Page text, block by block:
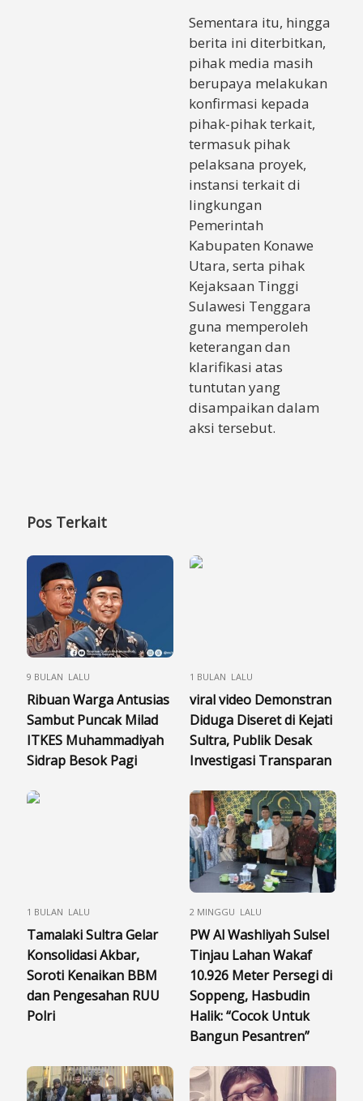
Sementara itu, hingga
berita ini diterbitkan,
pihak media masih
berupaya melakukan
konfirmasi kepada
pihak-pihak terkait,
termasuk pihak
pelaksana proyek,
instansi terkait di
lingkungan
Pemerintah
Kabupaten Konawe
Utara, serta pihak
Kejaksaan Tinggi
Sulawesi Tenggara
guna memperoleh
keterangan dan
klarifikasi atas
tuntutan yang
disampaikan dalam
aksi tersebut.
Pos Terkait
9 BULAN LALU
Ribuan Warga Antusias
Sambut Puncak Milad
ITKES Muhammadiyah
Sidrap Besok Pagi
1 BULAN LALU
viral video Demonstran
Diduga Diseret di Kejati
Sultra, Publik Desak
Investigasi Transparan
1 BULAN LALU
Tamalaki Sultra Gelar
Konsolidasi Akbar,
Soroti Kenaikan BBM
dan Pengesahan RUU
Polri
2 MINGGU LALU
PW Al Washliyah Sulsel
Tinjau Lahan Wakaf
10.926 Meter Persegi di
Soppeng, Hasbudin
Halik: “Cocok Untuk
Bangun Pesantren”